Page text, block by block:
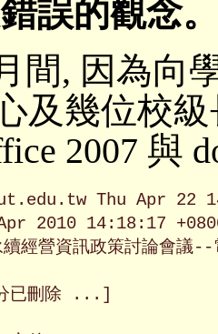
誤的觀念。
間, 因為向
及幾位校
2007 與
Thu Apr 22
2010 14:18:17
營資訊政策討論會議--
已刪除 ...]